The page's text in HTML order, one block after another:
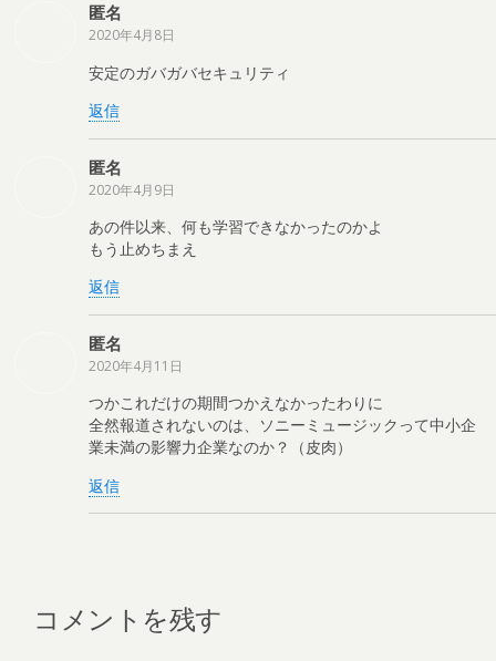
匿名
2020年4月8日
安定のガバガバセキュリティ
返信
匿名
2020年4月9日
あの件以来、何も学習できなかったのかよ
もう止めちまえ
返信
匿名
2020年4月11日
つかこれだけの期間つかえなかったわりに
全然報道されないのは、ソニーミュージックって中小企
業未満の影響力企業なのか？（皮肉）
返信
コメントを残す